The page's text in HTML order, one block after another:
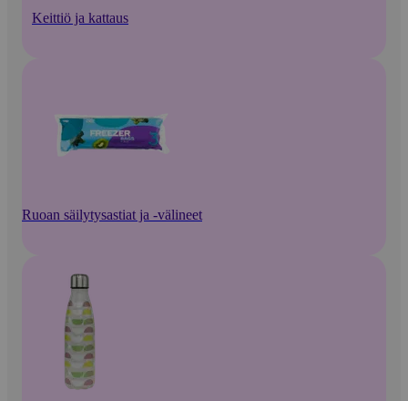
Keittiö ja kattaus
Ruoan säilytysastiat ja -välineet